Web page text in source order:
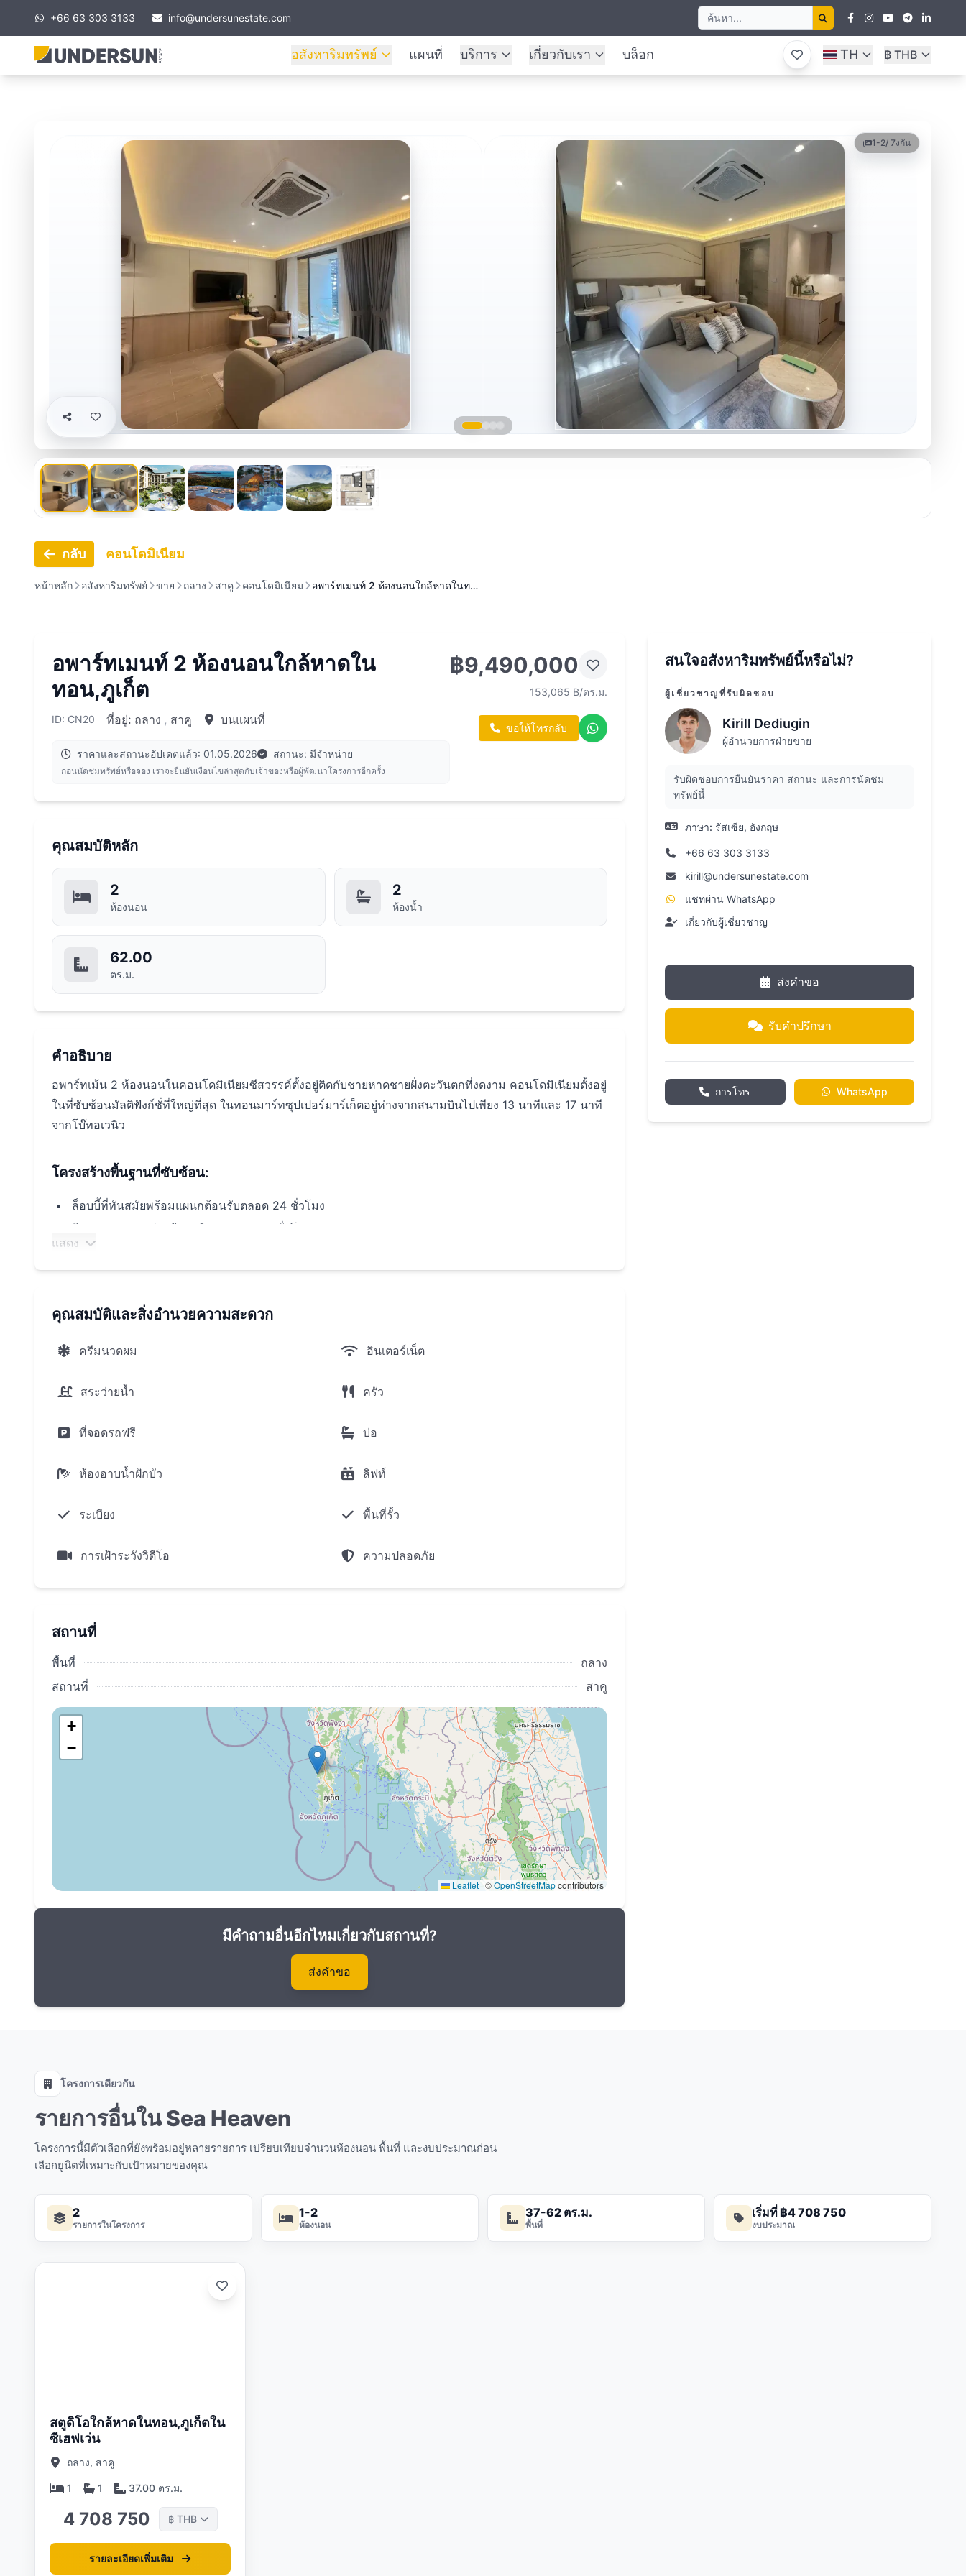
+66 63 303 3133 info@undersunestate.com
อสังหาริมทรัพย์ แผนที่ บริการ เกี่ยวกับเรา บล็อก TH ฿ THB
1-2/ 7งกัน
กลับ คอนโดมิเนียม
หน้าหลัก อสังหาริมทรัพย์ ขาย ถลาง สาคู คอนโดมิเนียม อพาร์ทเมนท์ 2 ห้องนอนใกล้หาดในท…
อพาร์ทเมนท์ 2 ห้องนอนใกล้หาดใน
ทอน,ภูเก็ต
ID: CN20 ที่อยู่: ถลาง , สาคู บนแผนที่
ราคาและสถานะอัปเดตแล้ว: 01.05.2026 สถานะ: มีจำหน่าย
ก่อนนัดชมทรัพย์หรือจอง เราจะยืนยันเงื่อนไขล่าสุดกับเจ้าของหรือผู้พัฒนาโครงการอีกครั้ง
฿9,490,000
153,065 ฿/ตร.ม.
ขอให้โทรกลับ
คุณสมบัติหลัก
2
ห้องนอน
2
ห้องน้ำ
62.00
ตร.ม.
คำอธิบาย
อพาร์ทเม้น 2 ห้องนอนในคอนโดมิเนียมซีสวรรค์ตั้งอยู่ติดกับชายหาดชายฝั่งตะวันตกที่งดงาม คอนโดมิเนียมตั้งอยู่
ในที่ซับซ้อนมัลติฟังก์ชั่ที่ใหญ่ที่สุด ในทอนมาร์ทซุปเปอร์มาร์เก็ตอยู่ห่างจากสนามบินไปเพียง 13 นาทีและ 17 นาที
จากโบ๊ทอเวนิว
โครงสร้างพื้นฐานที่ซับซ้อน:
ล็อบบี้ที่ทันสมัยพร้อมแผนกต้อนรับตลอด 24 ชั่วโมง
ร้านอาหาร 2 แห่งพร้อมบริการตลอด 24 ชั่วโมง
สวนเขตร้อนที่ตกแต่งอย่างสวยงาม
สระว่ายน้ำ
การรักษาความปลอดภัยตลอด 24 ชั่วโมงและการเฝ้าระวังวิดีโอ
ลานจอดรถ
สัญญาเช่า 10 ปีที่บริหารโดยกลุ่มวินด์แฮม
สระว่ายน้ำให้เช่า 60/40 สำหรับ 6-10 ปีจ่ายทุกๆหกเดือน
ข้อดีสำหรับเจ้าของ:
ความเป็นไปได้ของที่พักฟรี 30 วันต่อปีสำหรับ 5 ปีแรก(20 วันในโลว์ซีซั่น 10 วันในไฮซีซั่น
ความเป็นไปได้ของที่พักฟรีสำหรับ 90 วันต่อปี 6-10 ปี(60 วันในโลว์ซีซั่น 30 วันในไฮซีซั่น
อย่าพลาดโอกาสที่จะซื้ออสังหาริมทรัพย์ในจังหวัดภูเก็ตในสวรรค์ทะเลที่ซับซ้อน!
แสดง
คุณสมบัติและสิ่งอำนวยความสะดวก
ครีมนวดผม อินเตอร์เน็ต
สระว่ายน้ำ ครัว
ที่จอดรถฟรี บ่อ
ห้องอาบน้ำฝักบัว ลิฟท์
ระเบียง พื้นที่รั้ว
การเฝ้าระวังวิดีโอ ความปลอดภัย
สถานที่
พื้นที่
ถลาง
สถานที่
สาคู
+
−
Leaflet | ©OpenStreetMapcontributors
มีคำถามอื่นอีกไหมเกี่ยวกับสถานที่?
ส่งคำขอ
สนใจอสังหาริมทรัพย์นี้หรือไม่?
ผู้เชี่ยวชาญที่รับผิดชอบ
Kirill Dediugin
ผู้อำนวยการฝ่ายขาย
รับผิดชอบการยืนยันราคา สถานะ และการนัดชม
ทรัพย์นี้
ภาษา: รัสเซีย, อังกฤษ
+66 63 303 3133
kirill@undersunestate.com
แชทผ่าน WhatsApp
เกี่ยวกับผู้เชี่ยวชาญ
ส่งคำขอ
รับคำปรึกษา
การโทร WhatsApp
โครงการเดียวกัน
รายการอื่นใน Sea Heaven
โครงการนี้มีตัวเลือกที่ยังพร้อมอยู่หลายรายการ เปรียบเทียบจำนวนห้องนอน พื้นที่ และงบประมาณก่อน
เลือกยูนิตที่เหมาะกับเป้าหมายของคุณ
2
รายการในโครงการ
1-2
ห้องนอน
37-62 ตร.ม.
พื้นที่
เริ่มที่ ฿4 708 750
งบประมาณ
สตูดิโอใกล้หาดในทอน,ภูเก็ตใน
ซีเฮฟเว่น
ถลาง, สาคู
1 1 37.00 ตร.ม.
4 708 750 ฿ THB
รายละเอียดเพิ่มเติม